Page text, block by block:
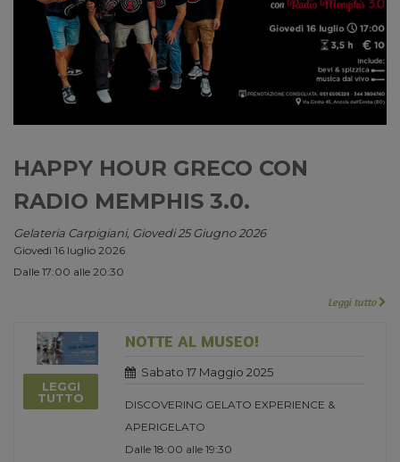
HAPPY HOUR GRECO CON
RADIO MEMPHIS 3.0.
Gelateria Carpigiani, Giovedi 25 Giugno 2026
Giovedì 16 luglio 2026
Dalle 17:00 alle 20:30
Leggi tutto
LEGGI
TUTTO
NOTTE AL MUSEO!
Sabato 17 Maggio 2025
DISCOVERING GELATO EXPERIENCE &
APERIGELATO
Dalle 18:00 alle 19:30